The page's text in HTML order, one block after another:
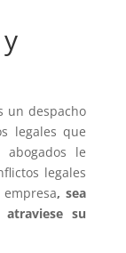
un despacho
legales que
le
legales
, sea
su